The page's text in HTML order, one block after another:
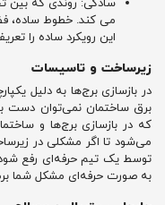
سادگی: روندی که بین
می کند. خطوط ساده،
این رویکرد ساده را
زیرساخت و تاسیسات
در بازسازی برج‌ها به دلیل
برق ساختمان نمی‌توان دست
که در بازسازی برج‌ها و
می‌شود تا اگر مشکلی در
توسط یک تیم حرفه‌ای رفع
به صورت حرفه‌ای مشکل شما